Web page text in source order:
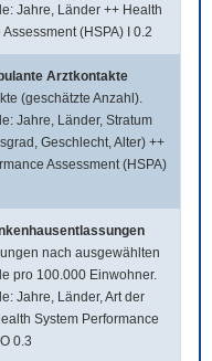
Jahre, Länder ++ Health
(HSPA) I 0.2
Arztkontakte
(geschätzte Anzahl).
Jahre, Länder, Stratum
Geschlecht, Alter) ++
Assessment (HSPA)
nach ausgewählten
pro 100.000 Einwohner.
Jahre, Länder, Art der
System Performance
0.3